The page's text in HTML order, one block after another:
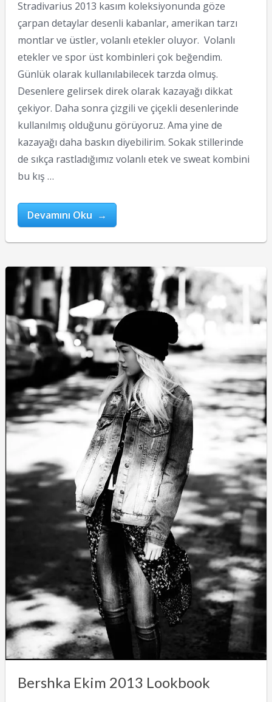
Stradivarius 2013 kasım koleksiyonunda göze
çarpan detaylar desenli kabanlar, amerikan tarzı
montlar ve üstler, volanlı etekler oluyor. Volanlı
etekler ve spor üst kombinleri çok beğendim.
Günlük olarak kullanılabilecek tarzda olmuş.
Desenlere gelirsek direk olarak kazayağı dikkat
çekiyor. Daha sonra çizgili ve çiçekli desenlerinde
kullanılmış olduğunu görüyoruz. Ama yine de
kazayağı daha baskın diyebilirim. Sokak stillerinde
de sıkça rastladığımız volanlı etek ve sweat kombini
bu kış …
Devamını Oku →
Bershka Ekim 2013 Lookbook